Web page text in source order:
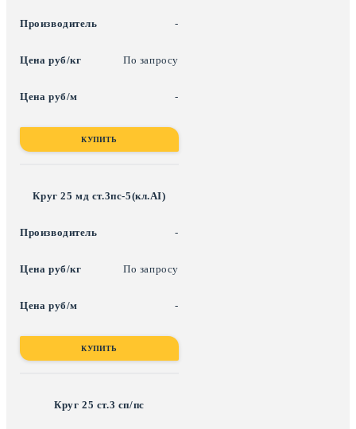
-
По запросу
-
КУПИТЬ
Круг 25 мд ст.3пс-5(кл.АI)
-
По запросу
-
КУПИТЬ
Круг 25 ст.3 сп/пс